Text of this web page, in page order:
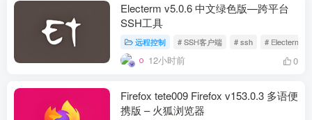
Electerm v5.0.6 中文绿色版—跨平台
SSH工具
远程控制 # SSH客户端 # ssh # Electerm
12小时前 0
Firefox tete009 Firefox v153.0.3 多语便
携版 – 火狐浏览器